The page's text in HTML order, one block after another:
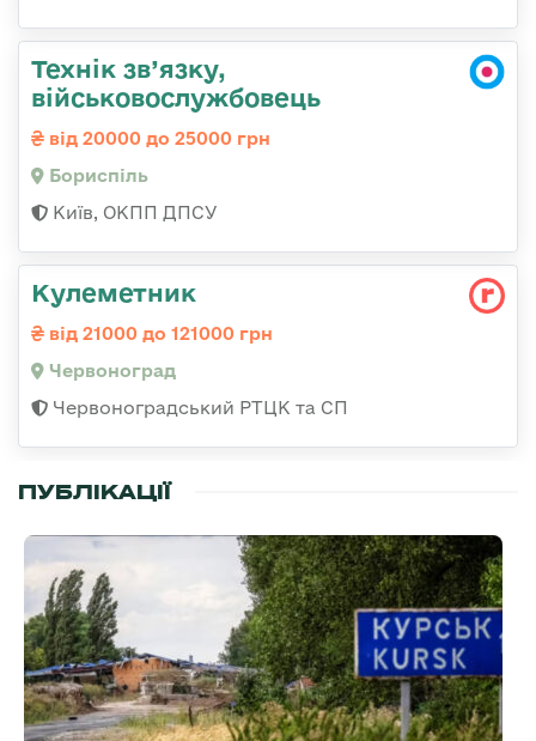
Технік зв’язку,
військовослужбовець
від 20000 до 25000 грн
Бориспіль
Київ, ОКПП ДПСУ
Кулеметник
від 21000 до 121000 грн
Червоноград
Червоноградський РТЦК та СП
ПУБЛІКАЦІЇ